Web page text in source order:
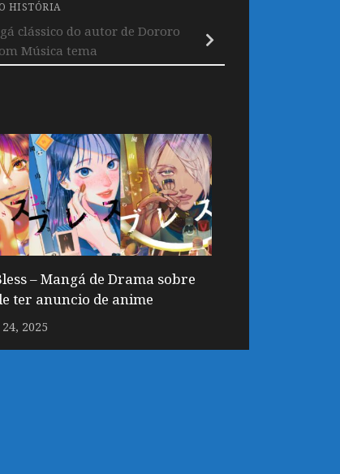
HISTÓRIA
clássico do autor de Dororo
Música tema
– Mangá de Drama sobre
ter anuncio de anime
24, 2025